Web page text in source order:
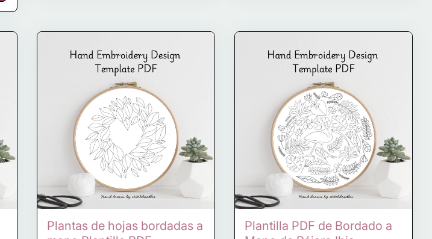
Plantas de hojas bordadas a
Plantilla PDF de Bordado a